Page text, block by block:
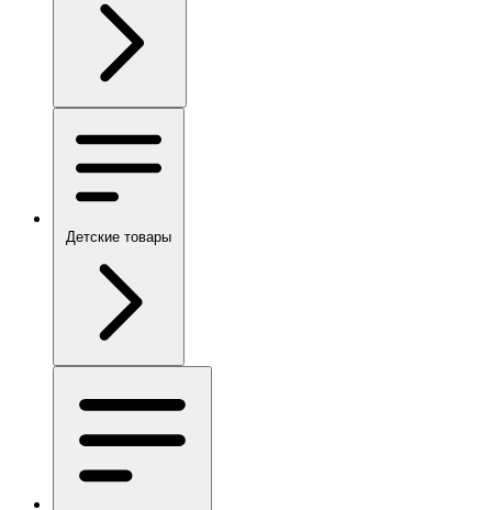
Детские товары